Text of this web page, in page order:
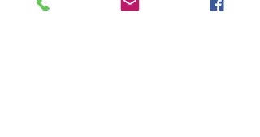
Ursula Anthropelos